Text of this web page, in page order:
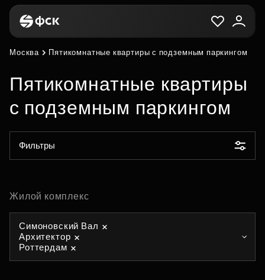
Москва Пятикомнатные квартиры с подземным паркингом
Пятикомнатные квартиры
с подземным паркингом
Фильтры
Жилой комплекс
Симоновский Вал
Архитектор
Роттердам